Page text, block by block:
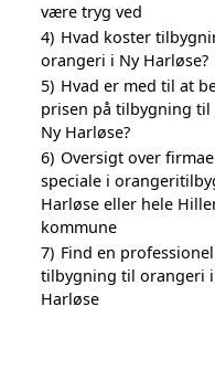
være tryg ved
4) Hvad koster
orangeri i Ny Harløse?
5) Hvad er med til at
prisen på tilbygning
Ny Harløse?
6) Oversigt over
speciale i
Harløse eller hele
kommune
7) Find en
tilbygning til orangeri
Harløse